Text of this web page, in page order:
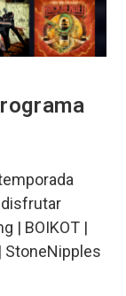
| BOIKOT |
StoneNipples